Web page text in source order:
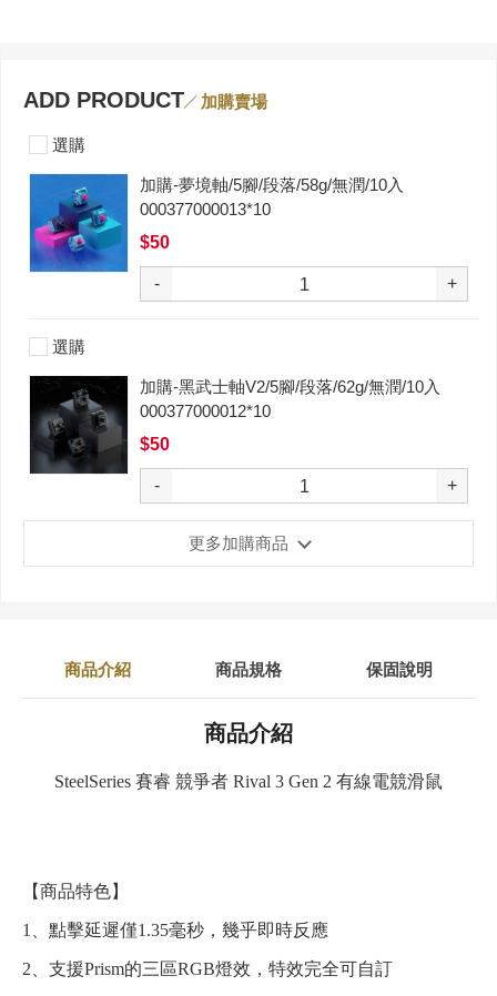
ADD PRODUCT 加購賣場
選購
加購-夢境軸/5腳/段落/58g/無潤/10入
000377000013*10
$50
- +
選購
加購-黑武士軸V2/5腳/段落/62g/無潤/10入
000377000012*10
$50
- +
更多加購商品
商品介紹 商品規格 保固說明
商品介紹
SteelSeries 賽睿 競爭者 Rival 3 Gen 2 有線電競滑鼠
【商品特色】
1、點擊延遲僅1.35毫秒，幾乎即時反應
2、支援Prism的三區RGB燈效，特效完全可自訂